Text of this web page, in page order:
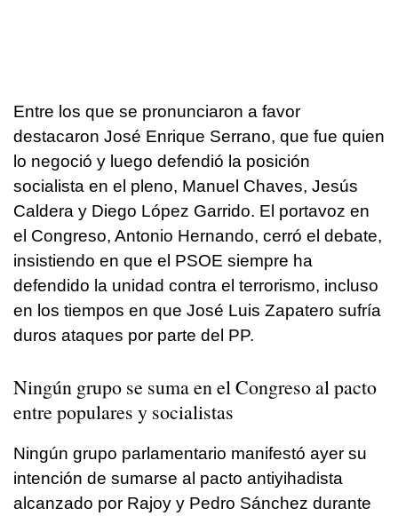
Entre los que se pronunciaron a favor
destacaron José Enrique Serrano, que fue quien
lo negoció y luego defendió la posición
socialista en el pleno, Manuel Chaves, Jesús
Caldera y Diego López Garrido. El portavoz en
el Congreso, Antonio Hernando, cerró el debate,
insistiendo en que el PSOE siempre ha
defendido la unidad contra el terrorismo, incluso
en los tiempos en que José Luis Zapatero sufría
duros ataques por parte del PP.
Ningún grupo se suma en el Congreso al pacto
entre populares y socialistas
Ningún grupo parlamentario manifestó ayer su
intención de sumarse al pacto antiyihadista
alcanzado por Rajoy y Pedro Sánchez durante